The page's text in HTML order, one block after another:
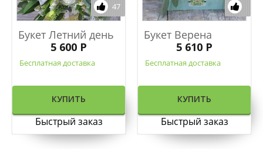
47
Букет Летний день
5 600 Р
Бесплатная доставка
КУПИТЬ
Быстрый заказ
Букет Верена
5 610 Р
Бесплатная доставка
КУПИТЬ
Быстрый заказ